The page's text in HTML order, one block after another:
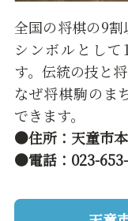
全国の将棋の9
シンボルとし
す。伝統の技と
なぜ将棋駒のま
できます。
●住所：天童市
●電話：023-